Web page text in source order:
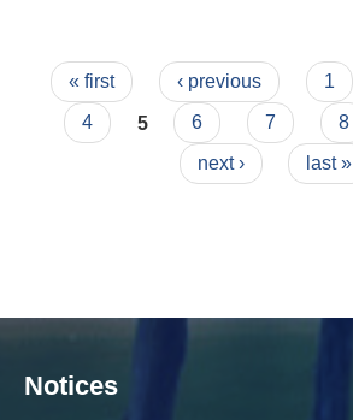
Pages
« first ‹ previous 1
4
5 6 7 8
next ›
last »
Notices